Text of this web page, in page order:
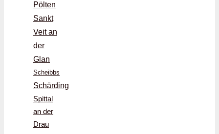
Pölten
Sankt
Veit an
der
Glan
Scheibbs
Schärding
Spittal
an der
Drau